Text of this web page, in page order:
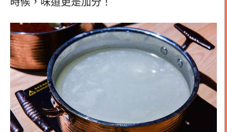
時候，味道更是加分！